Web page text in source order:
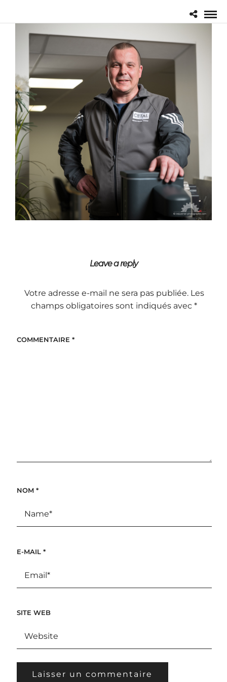
Leave a reply
Votre adresse e-mail ne sera pas publiée. Les
champs obligatoires sont indiqués avec*
COMMENTAIRE *
NOM *
E-MAIL *
SITE WEB